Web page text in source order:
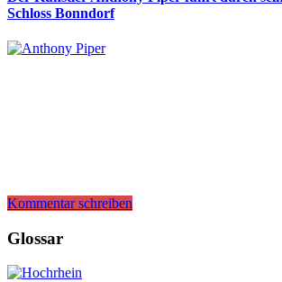
Schloss Bonndorf
Kommentar schreiben
Glossar